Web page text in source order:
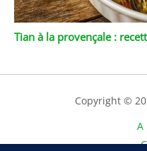
Tian à la provençale :
Copyright ©
A